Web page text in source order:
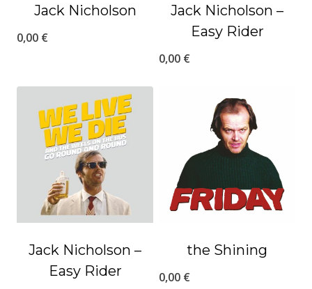
Jack Nicholson
0,00 €
Jack Nicholson –
Easy Rider
0,00 €
Jack Nicholson –
Easy Rider
the Shining
0,00 €